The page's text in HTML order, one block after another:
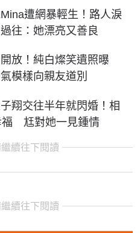
遭網暴輕生！路人淚
往：她漂亮又善良
放！純白燦笑遺照曝
模樣向親友道別
翔交往半年就閃婚！相
福 尪對她一見鍾情
續往下閱讀
續往下閱讀